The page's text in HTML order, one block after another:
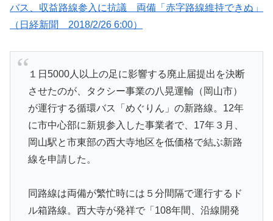
バス、収益路線参入に抗議 両備「赤字路線維持できぬ」
（日経新聞 2018/2/26 6:00）
１日5000人以上の足に影響する廃止届提出を決断
させたのが、タクシー事業の八晃運輸（岡山市）
が運行する循環バス「めぐりん」の新路線。12年
に市中心部に新規参入した事業者で、17年３月、
岡山駅と市東部の西大寺地区を低価格で結ぶ新路
線を申請した。
同路線は両備が繁忙時には５分間隔で運行するド
ル箱路線。西大寺が発祥で「108年間、沿線開発